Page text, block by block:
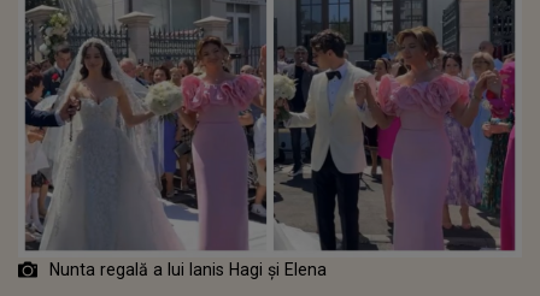
Nunta regală a lui Ianis Hagi și Elena